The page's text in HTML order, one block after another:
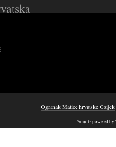
Ogranak Matice hrvatske Osijek
Proudly powered by